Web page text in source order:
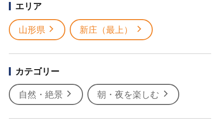
エリア
山形県 新庄（最上）
カテゴリー
自然・絶景 朝・夜を楽しむ